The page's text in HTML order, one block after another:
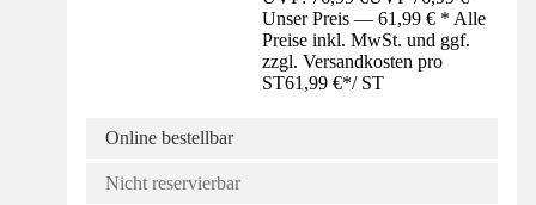
Unser Preis — 61,99 € * Alle
Preise inkl. MwSt. und ggf.
zzgl. Versandkosten pro
ST61,99 €*/ ST
Online bestellbar
Nicht reservierbar